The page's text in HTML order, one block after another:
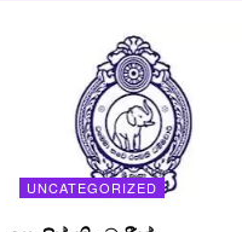
UNCATEGORIZED